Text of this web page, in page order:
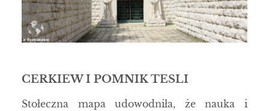
CERKIEW I POMNIK TESLI
Stołeczna mapa udowodniła, że nauka i